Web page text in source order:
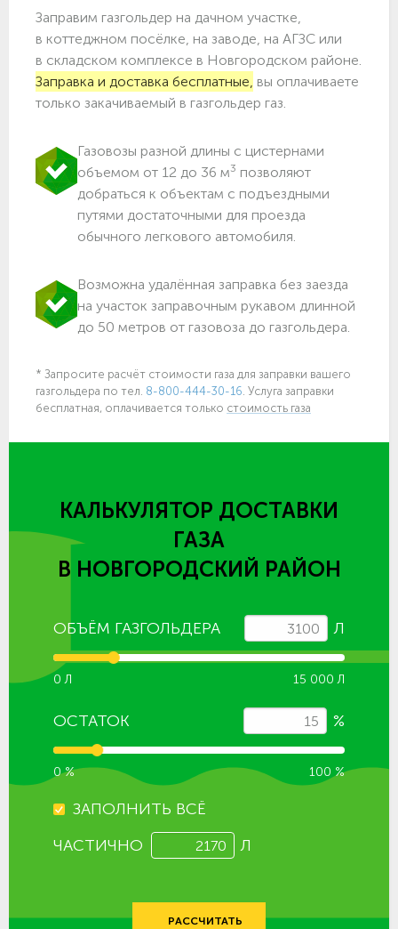
Заправим газгольдер на дачном участке,
в коттеджном посёлке, на заводе, на АГЗС или
в складском комплексе в Новгородском районе.
Заправка и доставка бесплатные, вы оплачиваете
только закачиваемый в газгольдер газ.
Газовозы разной длины с цистернами
объемом от 12 до 36 м3 позволяют
добраться к объектам c подъездными
путями достаточными для проезда
обычного легкового автомобиля.
Возможна удалённая заправка без заезда
на участок заправочным рукавом длинной
до 50 метров от газовоза до газгольдера.
* Запросите расчёт стоимости газа для заправки вашего
газгольдера по тел. 8-800-444-30-16. Услуга заправки
бесплатная, оплачивается только стоимость газа
КАЛЬКУЛЯТОР ДОСТАВКИ
ГАЗА
В НОВГОРОДСКИЙ РАЙОН
ОБЪЁМ ГАЗГОЛЬДЕРА Л
0 Л 15 000 Л
ОСТАТОК %
0 % 100 %
ЗАПОЛНИТЬ ВСЁ
ЧАСТИЧНО
Л
РАССЧИТАТЬ